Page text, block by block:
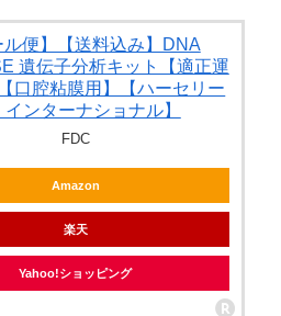
ル便】【送料込み】DNA
遺伝子分析キット【適正運
口腔粘膜用】【ハーセリー
インターナショナル】
FDC
Amazon
楽天
Yahoo!ショッピング